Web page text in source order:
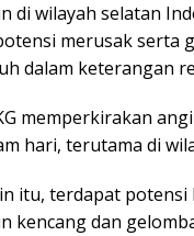
di wilayah selatan
merusak serta
dalam keterangan
memperkirakan
hari, terutama di
itu, terdapat
kencang dan